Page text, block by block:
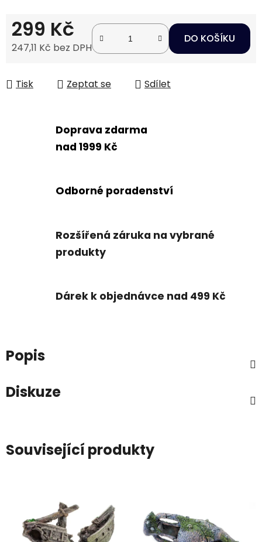
299 Kč
247,11 Kč bez DPH
DO KOŠÍKU
Tisk Zeptat se Sdílet
Doprava zdarma
nad 1999 Kč
Odborné poradenství
Rozšířená záruka na vybrané
produkty
Dárek k objednávce nad 499 Kč
Popis
Diskuze
Související produkty